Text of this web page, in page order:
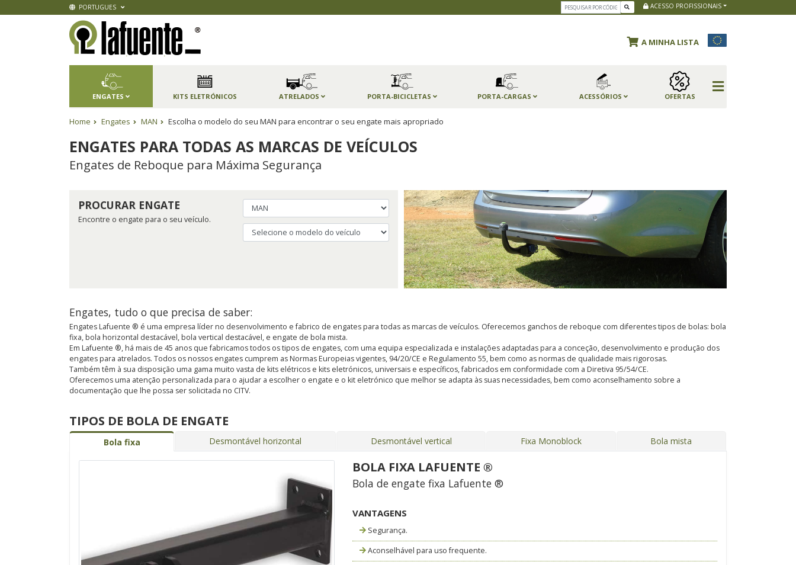
PORTUGUES ACESSO PROFISSIONAIS
A MINHA LISTA
ENGATES KITS ELETRÓNICOS ATRELADOS PORTA-BICICLETAS PORTA-CARGAS ACESSÓRIOS OFERTAS
Home Engates MAN Escolha o modelo do seu MAN para encontrar o seu engate mais apropriado
ENGATES PARA TODAS AS MARCAS DE VEÍCULOS
Engates de Reboque para Máxima Segurança
PROCURAR ENGATE
Encontre o engate para o seu veículo.
Engates, tudo o que precisa de saber:
Engates Lafuente ® é uma empresa líder no desenvolvimento e fabrico de engates para todas as marcas de veículos. Oferecemos ganchos de reboque com diferentes tipos de bolas: bola
fixa, bola horizontal destacável, bola vertical destacável, e engate de bola mista.
Em Lafuente ®, há mais de 45 anos que fabricamos todos os tipos de engates, com uma equipa especializada e instalações adaptadas para a conceção, desenvolvimento e produção dos
engates para atrelados. Todos os nossos engates cumprem as Normas Europeias vigentes, 94/20/CE e Regulamento 55, bem como as normas de qualidade mais rigorosas.
Também têm à sua disposição uma gama muito vasta de kits elétricos e kits eletrónicos, universais e específicos, fabricados em conformidade com a Diretiva 95/54/CE.
Oferecemos uma atenção personalizada para o ajudar a escolher o engate e o kit eletrónico que melhor se adapta às suas necessidades, bem como aconselhamento sobre a
documentação que lhe possa ser solicitada no CITV.
TIPOS DE BOLA DE ENGATE
Bola fixa Desmontável horizontal Desmontável vertical Fixa Monoblock Bola mista
BOLA FIXA LAFUENTE ®
Bola de engate fixa Lafuente ®
VANTAGENS
Segurança.
Aconselhável para uso frequente.